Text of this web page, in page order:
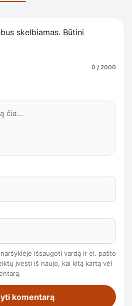
skelbiamas. Būtini
0 / 2000
išsaugoti vardą ir el. pašto
įvesti iš naujo, kai kitą kartą vėl